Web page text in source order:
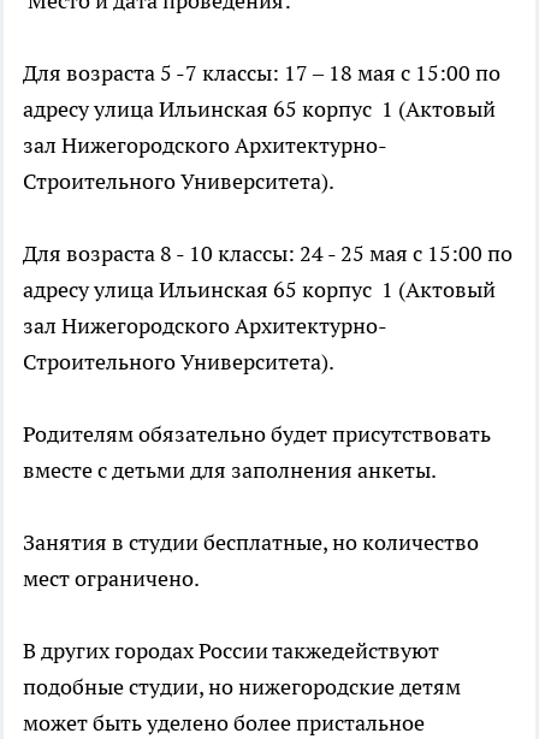
Для возраста 5 -7 классы: 17 – 18 мая с 15:00 по
адресу улица Ильинская 65 корпус 1 (Актовый
зал Нижегородского Архитектурно-
Строительного Университета).
Для возраста 8 - 10 классы: 24 - 25 мая с 15:00 по
адресу улица Ильинская 65 корпус 1 (Актовый
зал Нижегородского Архитектурно-
Строительного Университета).
Родителям обязательно будет присутствовать
вместе с детьми для заполнения анкеты.
Занятия в студии бесплатные, но количество
мест ограничено.
В других городах России такжедействуют
подобные студии, но нижегородские детям
может быть уделено более пристальное